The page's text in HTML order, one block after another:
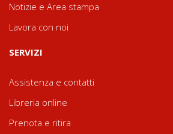
Notizie e Area stampa
Lavora con noi
SERVIZI
Assistenza e contatti
Libreria online
Prenota e ritira